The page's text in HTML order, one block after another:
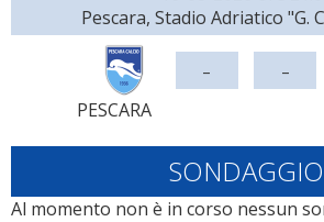
Pescara, Stadio Adriatico "G.
PESCARA
- -
SONDAGGIO
Al momento non è in corso nessun